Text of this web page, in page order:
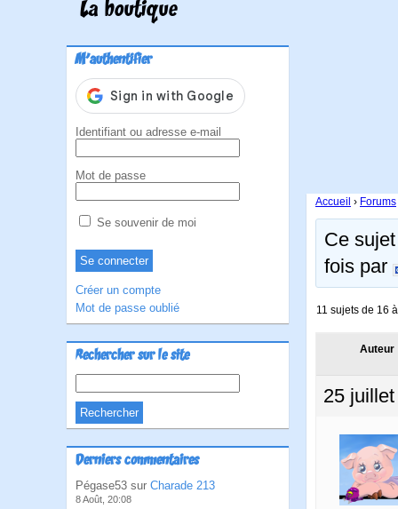
La boutique
M'authentifier
Identifiant ou adresse e-mail
Mot de passe
Se souvenir de moi
Créer un compte
Mot de passe oublié
Rechercher sur le site
Derniers commentaires
Pégase53 sur Charade 213
8 Août, 20:08
Accueil › Forums
Ce
fois par
11 sujets de 16
Auteur
25